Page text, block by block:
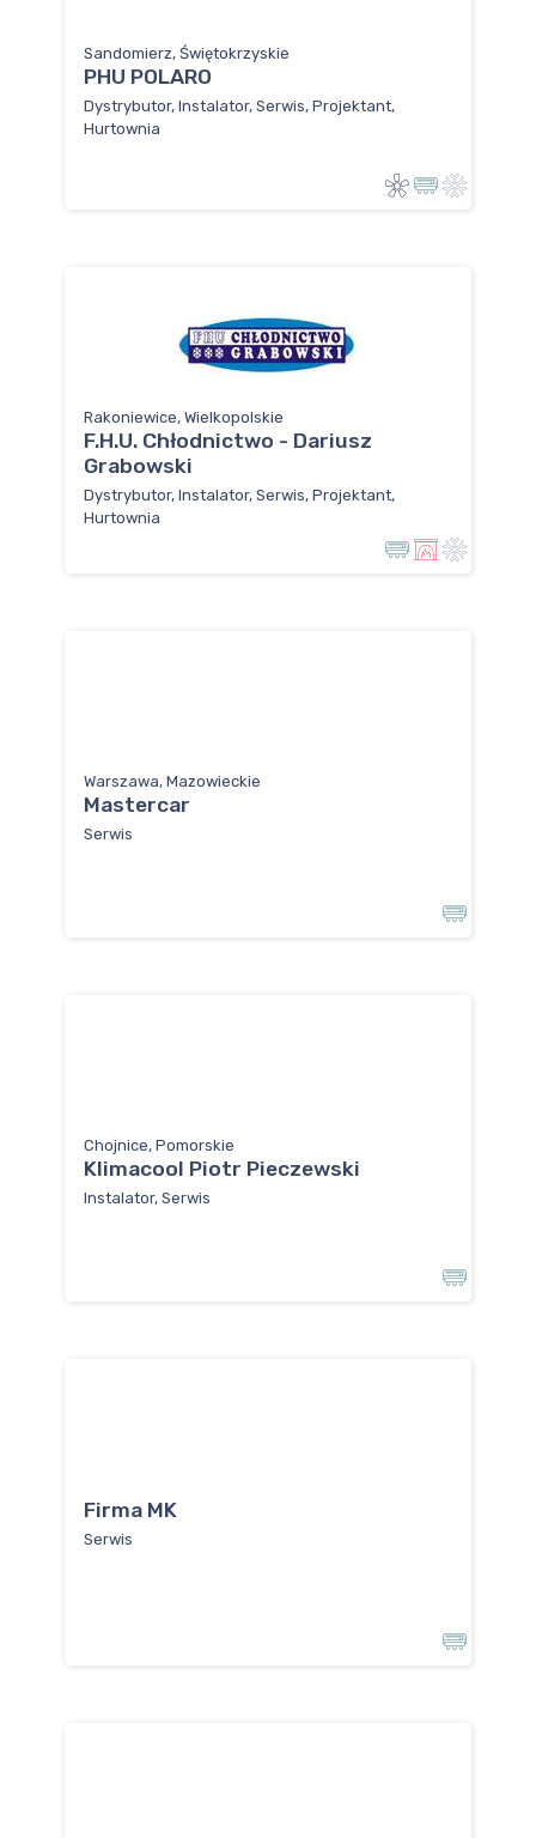
Sandomierz, Świętokrzyskie
PHU POLARO
Dystrybutor, Instalator, Serwis, Projektant,
Hurtownia
Rakoniewice, Wielkopolskie
F.H.U. Chłodnictwo - Dariusz
Grabowski
Dystrybutor, Instalator, Serwis, Projektant,
Hurtownia
Warszawa, Mazowieckie
Mastercar
Serwis
Chojnice, Pomorskie
Klimacool Piotr Pieczewski
Instalator, Serwis
Firma MK
Serwis